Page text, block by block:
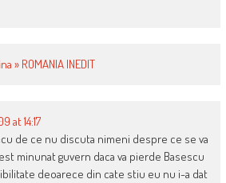
» ROMANIA INEDIT
at 14:17
de ce nu discuta nimeni despre ce se va
minunat guvern daca va pierde Basescu
deoarece din cate stiu eu nu i-a dat